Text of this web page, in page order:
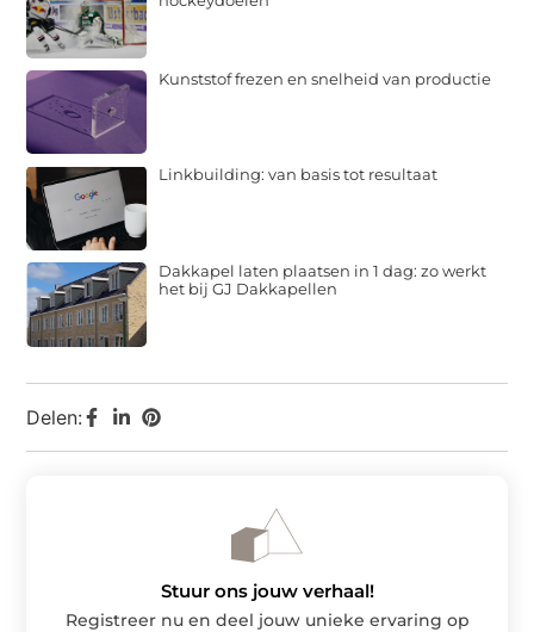
Delen:
Kunststof frezen en snelheid van productie
Linkbuilding: van basis tot resultaat
Dakkapel laten plaatsen in 1 dag: zo werkt
het bij GJ Dakkapellen
Stuur ons jouw verhaal!
Registreer nu en deel jouw unieke ervaring op